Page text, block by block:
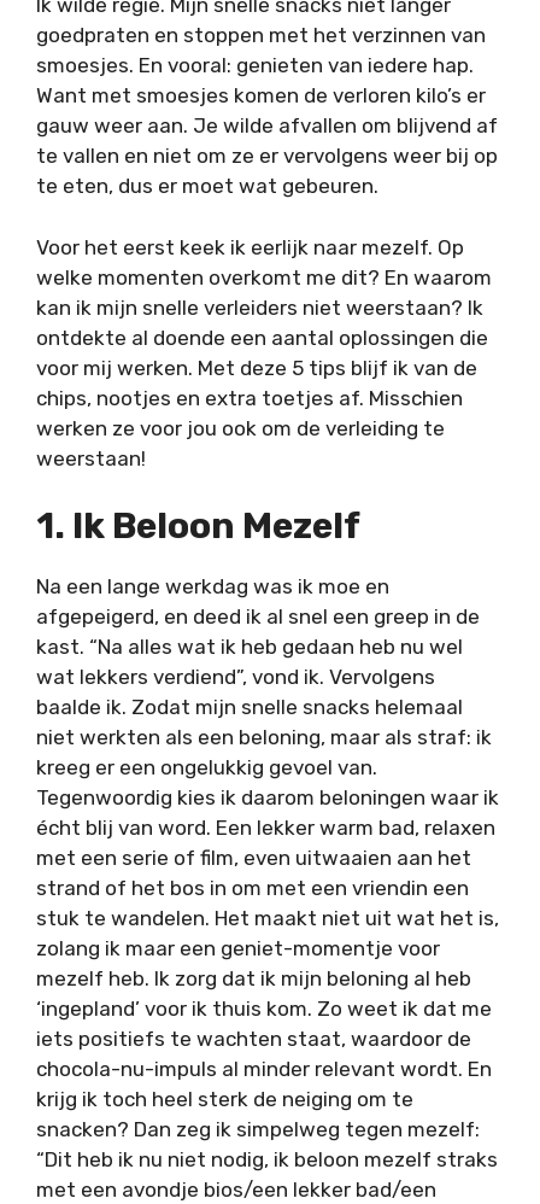
Ik wilde regie. Mijn snelle snacks niet langer
goedpraten en stoppen met het verzinnen van
smoesjes. En vooral: genieten van iedere hap.
Want met smoesjes komen de verloren kilo’s er
gauw weer aan. Je wilde afvallen om blijvend af
te vallen en niet om ze er vervolgens weer bij op
te eten, dus er moet wat gebeuren.
Voor het eerst keek ik eerlijk naar mezelf. Op
welke momenten overkomt me dit? En waarom
kan ik mijn snelle verleiders niet weerstaan? Ik
ontdekte al doende een aantal oplossingen die
voor mij werken. Met deze 5 tips blijf ik van de
chips, nootjes en extra toetjes af. Misschien
werken ze voor jou ook om de verleiding te
weerstaan!
1. Ik Beloon Mezelf
Na een lange werkdag was ik moe en
afgepeigerd, en deed ik al snel een greep in de
kast. “Na alles wat ik heb gedaan heb nu wel
wat lekkers verdiend”, vond ik. Vervolgens
baalde ik. Zodat mijn snelle snacks helemaal
niet werkten als een beloning, maar als straf: ik
kreeg er een ongelukkig gevoel van.
Tegenwoordig kies ik daarom beloningen waar ik
écht blij van word. Een lekker warm bad, relaxen
met een serie of film, even uitwaaien aan het
strand of het bos in om met een vriendin een
stuk te wandelen. Het maakt niet uit wat het is,
zolang ik maar een geniet-momentje voor
mezelf heb. Ik zorg dat ik mijn beloning al heb
‘ingepland’ voor ik thuis kom. Zo weet ik dat me
iets positiefs te wachten staat, waardoor de
chocola-nu-impuls al minder relevant wordt. En
krijg ik toch heel sterk de neiging om te
snacken? Dan zeg ik simpelweg tegen mezelf:
“Dit heb ik nu niet nodig, ik beloon mezelf straks
met een avondje bios/een lekker bad/een